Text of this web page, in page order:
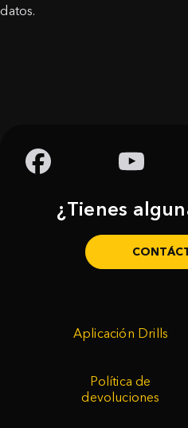
datos.
¿Tienes
Aplicación Drills
Política de
devoluciones